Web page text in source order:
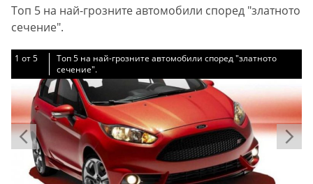
Топ 5 на най-грозните автомобили според "златното
сечение".
1 от5
Топ 5 на най-грозните автомобили според "златното
сечение".
1 от5
Топ 5 на най-грозните автомобили според "златното
сечение".
1 от5
Топ 5 на най-грозните автомобили според "златното
сечение".
1 от5
Топ 5 на най-грозните автомобили според "златното
сечение".
1 от5
Топ 5 на най-грозните автомобили според "златното
сечение".